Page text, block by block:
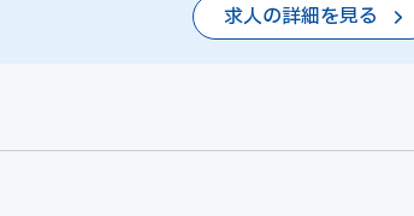
求人の詳細を見る